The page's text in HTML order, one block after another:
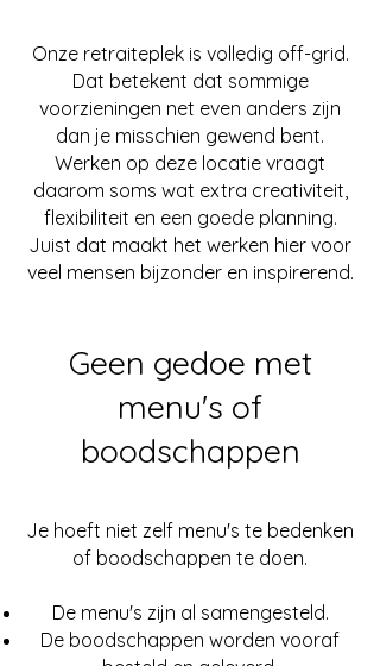
Onze retraiteplek is volledig off-grid.
Dat betekent dat sommige
voorzieningen net even anders zijn
dan je misschien gewend bent.
Werken op deze locatie vraagt
daarom soms wat extra creativiteit,
flexibiliteit en een goede planning.
Juist dat maakt het werken hier voor
veel mensen bijzonder en inspirerend.
Geen gedoe met
menu's of
boodschappen
Je hoeft niet zelf menu's te bedenken
of boodschappen te doen.
De menu's zijn al samengesteld.
De boodschappen worden vooraf